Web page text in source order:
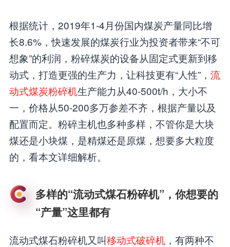
根据统计，2019年1-4月份国内煤炭产量同比增
长8.6%，快速发展的煤炭行业为投资者带来“不可
想象”的利润，粉碎煤炭的设备从固定式更新到移
动式，打造更强的生产力，让科技更有“人性”， 流
动式煤炭粉碎机生产能力从40-500t/h，大小不
一，价格从50-200多万参差不齐，根据产量以及
配置而定。粉碎主机也多种多样，不管你是大块
煤还是小块煤，是精煤还是原煤，想要多大粒度
的，看本文详细解析。
多样的“流动式煤石粉碎机”，你想要的
“产量”这里都有
流动式煤石粉碎机又叫移动式破碎机，有两种不